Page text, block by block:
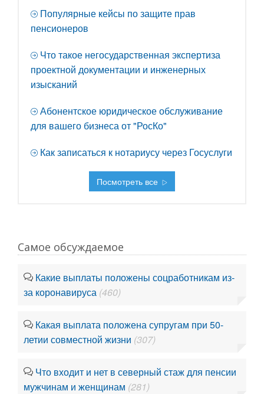
Популярные кейсы по защите прав
пенсионеров
Что такое негосударственная экспертиза
проектной документации и инженерных
изысканий
Абонентское юридическое обслуживание
для вашего бизнеса от "РосКо"
Как записаться к нотариусу через Госуслуги
Посмотреть все
Самое обсуждаемое
Какие выплаты положены соцработникам из-
за коронавируса (460)
Какая выплата положена супругам при 50-
летии совместной жизни (307)
Что входит и нет в северный стаж для пенсии
мужчинам и женщинам (281)